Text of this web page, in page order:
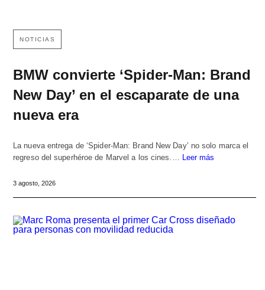
NOTICIAS
BMW convierte ‘Spider-Man: Brand
New Day’ en el escaparate de una
nueva era
La nueva entrega de ‘Spider-Man: Brand New Day’ no solo marca el
regreso del superhéroe de Marvel a los cines.…
Leer más
3 agosto, 2026